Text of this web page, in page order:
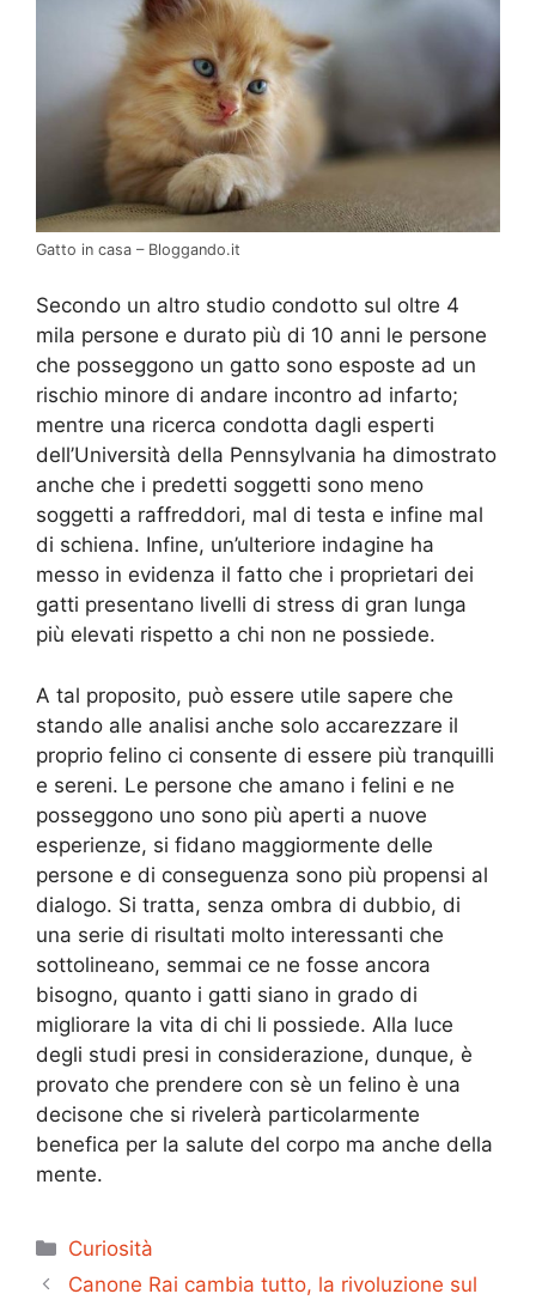
Gatto in casa – Bloggando.it
Secondo un altro studio condotto sul oltre 4
mila persone e durato più di 10 anni le persone
che posseggono un gatto sono esposte ad un
rischio minore di andare incontro ad infarto;
mentre una ricerca condotta dagli esperti
dell’Università della Pennsylvania ha dimostrato
anche che i predetti soggetti sono meno
soggetti a raffreddori, mal di testa e infine mal
di schiena. Infine, un’ulteriore indagine ha
messo in evidenza il fatto che i proprietari dei
gatti presentano livelli di stress di gran lunga
più elevati rispetto a chi non ne possiede.
A tal proposito, può essere utile sapere che
stando alle analisi anche solo accarezzare il
proprio felino ci consente di essere più tranquilli
e sereni. Le persone che amano i felini e ne
posseggono uno sono più aperti a nuove
esperienze, si fidano maggiormente delle
persone e di conseguenza sono più propensi al
dialogo. Si tratta, senza ombra di dubbio, di
una serie di risultati molto interessanti che
sottolineano, semmai ce ne fosse ancora
bisogno, quanto i gatti siano in grado di
migliorare la vita di chi li possiede. Alla luce
degli studi presi in considerazione, dunque, è
provato che prendere con sè un felino è una
decisone che si rivelerà particolarmente
benefica per la salute del corpo ma anche della
mente.
Categorie
Curiosità
Canone Rai cambia tutto, la rivoluzione sul